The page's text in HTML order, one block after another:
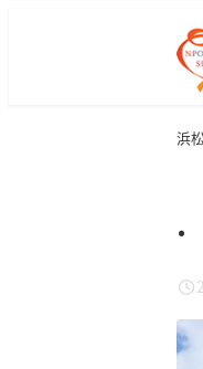
浜
.
投